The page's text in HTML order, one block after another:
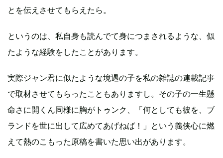
とを伝えさせてもらえたら。
というのは、私自身も読んでて身につまされるような、似
たような経験をしたことがあります。
実際ジャン君に似たような境遇の子を私の雑誌の連載記事
で取材させてもらったこともありますし。その子の一生懸
命さに開くん同様に胸がトゥンク、「何としても彼を、ブ
ランドを世に出して広めてあげねば！」という義侠心に燃
えて熱のこもった原稿を書いた思い出があります。